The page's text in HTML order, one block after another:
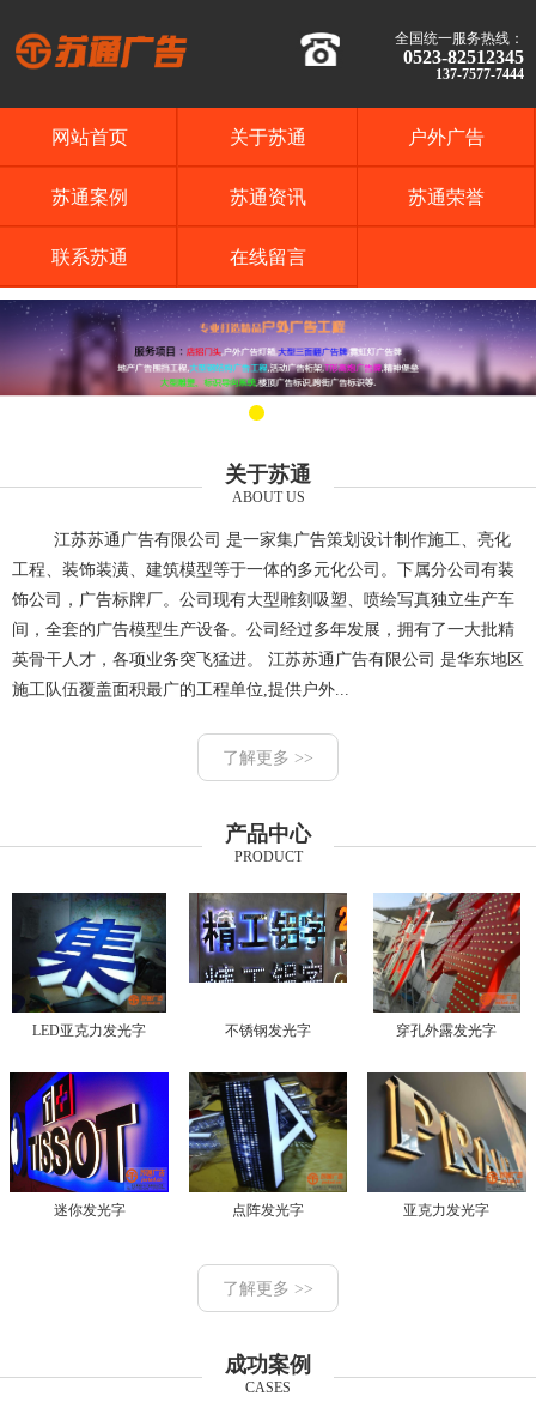
全国统一服务热线：
0523-82512345
137-7577-7444
网站首页 关于苏通 户外广告
苏通案例 苏通资讯 苏通荣誉
联系苏通 在线留言
关于苏通
ABOUT US
江苏苏通广告有限公司 是一家集广告策划设计制作施工、亮化
工程、装饰装潢、建筑模型等于一体的多元化公司。下属分公司有装
饰公司，广告标牌厂。公司现有大型雕刻吸塑、喷绘写真独立生产车
间，全套的广告模型生产设备。公司经过多年发展，拥有了一大批精
英骨干人才，各项业务突飞猛进。 江苏苏通广告有限公司 是华东地区
施工队伍覆盖面积最广的工程单位,提供户外...
了解更多 >>
产品中心
PRODUCT
LED亚克力发光字 不锈钢发光字 穿孔外露发光字
迷你发光字 点阵发光字 亚克力发光字
了解更多 >>
成功案例
CASES